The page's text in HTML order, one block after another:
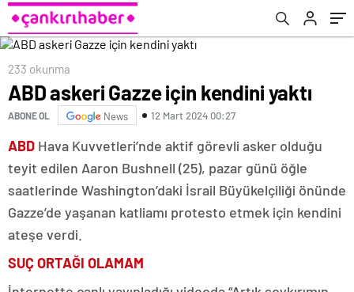
233 okunma
ABD askeri Gazze için kendini yaktı
ABONE OL News 12 Mart 2024 00:27
ABD Hava Kuvvetleri’nde aktif görevli asker olduğu
teyit edilen Aaron Bushnell (25), pazar günü öğle
saatlerinde Washington’daki İsrail Büyükelçiliği önünde
Gazze’de yaşanan katliamı protesto etmek için kendini
ateşe verdi.
SUÇ ORTAĞI OLAMAM